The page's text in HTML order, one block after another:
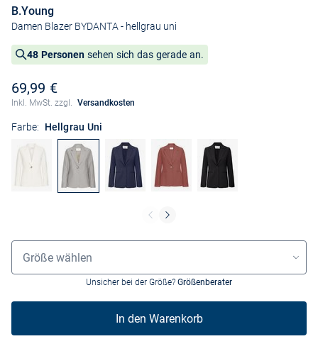
B.Young
Damen Blazer BYDANTA- hellgrau uni
48 Personen sehen sich das gerade an.
69,99 €
Inkl. MwSt. zzgl. Versandkosten
Farbe: Hellgrau Uni
Größenauswahl
Größe wählen
Unsicher bei der Größe? Größenberater
In den Warenkorb